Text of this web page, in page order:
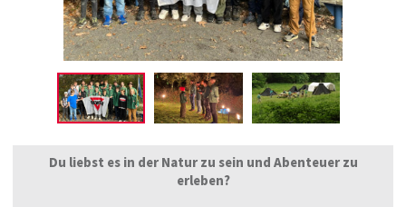
Du liebst es in der Natur zu sein und Abenteuer zu
erleben?